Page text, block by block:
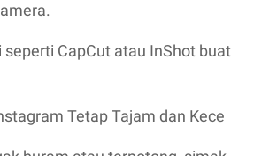
seperti CapCut atau InShot buat
Tetap Tajam dan Kece